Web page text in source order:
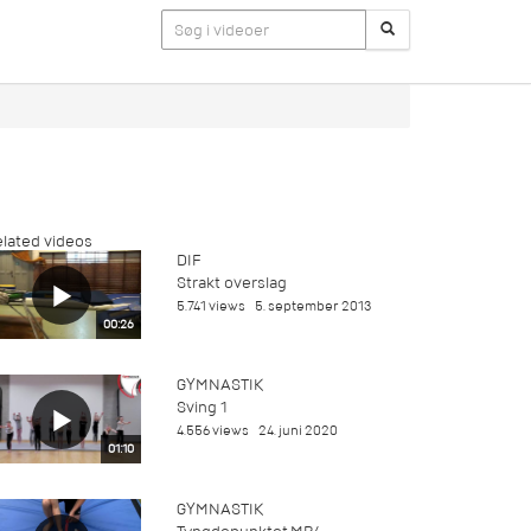
videos
00:26
DIF
Strakt overslag
5.741 views 5. september 2013
01:10
GYMNASTIK
Sving 1
4.556 views 24. juni 2020
GYMNASTIK